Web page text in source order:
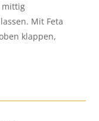
mittig
Mit Feta
klappen,